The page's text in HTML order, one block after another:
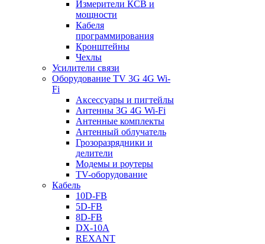
Измерители КСВ и
мощности
Кабеля
программирования
Кронштейны
Чехлы
Усилители связи
Оборудование TV 3G 4G Wi-
Fi
Аксессуары и пигтейлы
Антенны 3G 4G Wi-Fi
Антенные комплекты
Антенный облучатель
Грозоразрядники и
делители
Модемы и роутеры
TV-оборудование
Кабель
10D-FB
5D-FB
8D-FB
DX-10A
REXANT